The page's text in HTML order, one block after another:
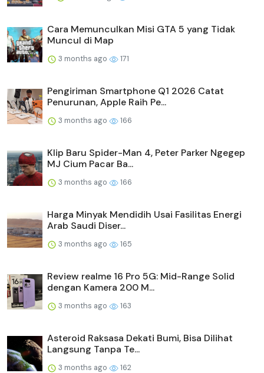
Cara Memunculkan Misi GTA 5 yang Tidak
Muncul di Map
3 months ago 171
Pengiriman Smartphone Q1 2026 Catat
Penurunan, Apple Raih Pe...
3 months ago 166
Klip Baru Spider-Man 4, Peter Parker Ngegep
MJ Cium Pacar Ba...
3 months ago 166
Harga Minyak Mendidih Usai Fasilitas Energi
Arab Saudi Diser...
3 months ago 165
Review realme 16 Pro 5G: Mid-Range Solid
dengan Kamera 200 M...
3 months ago 163
Asteroid Raksasa Dekati Bumi, Bisa Dilihat
Langsung Tanpa Te...
3 months ago 162